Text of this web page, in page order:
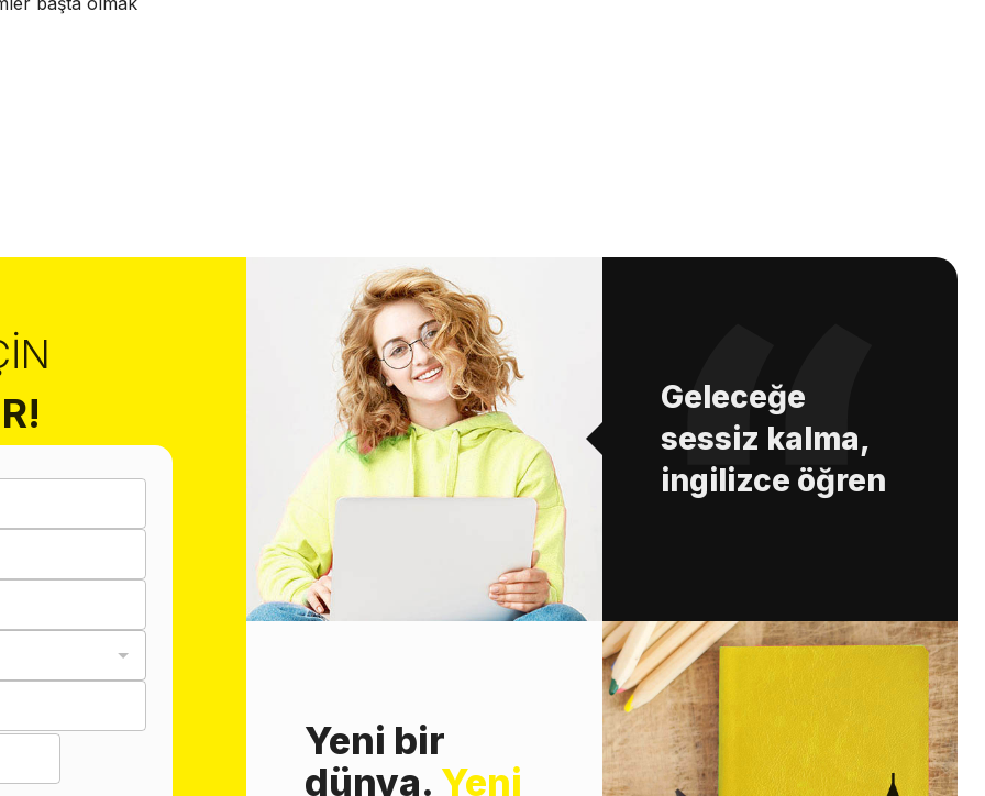
Geleceğe
sessiz kalma,
ingilizce öğren
Yeni bir
dünya. Yeni